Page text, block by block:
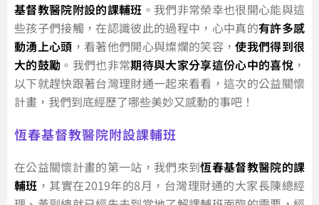
基督教醫院附設的課輔班 。我們非常榮幸也很開心能與這
些孩子們接觸，在認識彼此的過程中，心中真的有許多感
動湧上心頭 ，看著他們開心與燦爛的笑容，使我們得到很
大的鼓勵 。我們也非常期待與大家分享這份心中的喜悅 ，
以下就趕快跟著台灣理財通一起來看看，這次的公益關懷
計畫，我們到底經歷了哪些美妙又感動的事吧！
恆春基督教醫院附設課輔班
在公益關懷計畫的第一站，我們來到恆春基督教醫院的課
輔班 ，其實在2019年的8月，台灣理財通的大家長陳總經